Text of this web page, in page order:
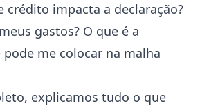
crédito impacta a declaração?
gastos? O que é a
pode me colocar na malha
explicamos tudo o que